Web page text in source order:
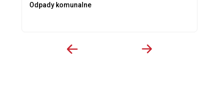
Odpady komunalne